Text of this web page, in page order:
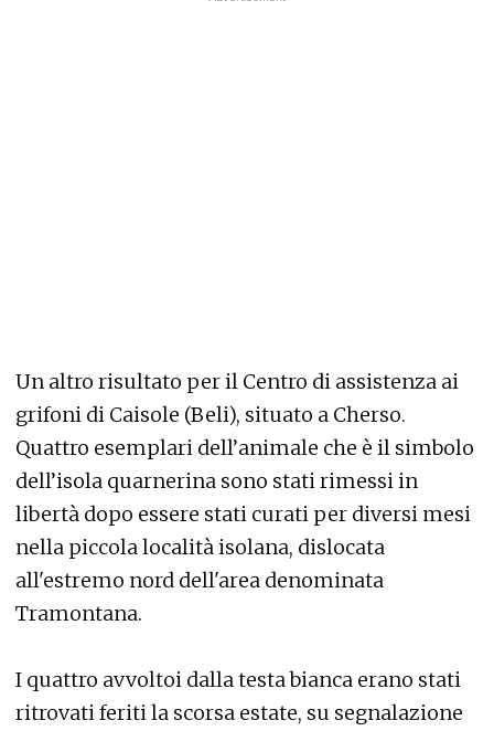
Un altro risultato per il Centro di assistenza ai
grifoni di Caisole (Beli), situato a Cherso.
Quattro esemplari dell’animale che è il simbolo
dell’isola quarnerina sono stati rimessi in
libertà dopo essere stati curati per diversi mesi
nella piccola località isolana, dislocata
all'estremo nord dell'area denominata
Tramontana.
I quattro avvoltoi dalla testa bianca erano stati
ritrovati feriti la scorsa estate, su segnalazione